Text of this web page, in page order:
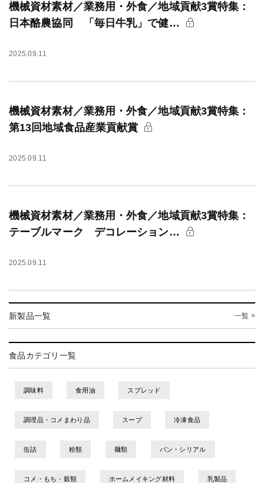
機械資材素材／業務用・外食／地域貢献3賞特集：
日本酪農協同 「毎日牛乳」で健…
2025.09.11
機械資材素材／業務用・外食／地域貢献3賞特集：
第13回地域食品産業貢献賞
2025.09.11
機械資材素材／業務用・外食／地域貢献3賞特集：
テーブルマーク デコレーション…
2025.09.11
新製品一覧 一覧 >
食品カテゴリ一覧
調味料 食用油 スプレッド
調理品・コメまわり品 スープ 冷凍食品
缶詰 粉類 麺類 パン・シリアル
コメ・もち・穀類 ホームメイキング材料 乳製品